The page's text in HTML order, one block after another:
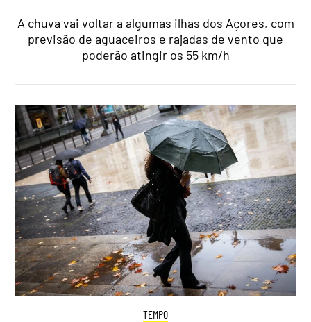
A chuva vai voltar a algumas ilhas dos Açores, com
previsão de aguaceiros e rajadas de vento que
poderão atingir os 55 km/h
TEMPO